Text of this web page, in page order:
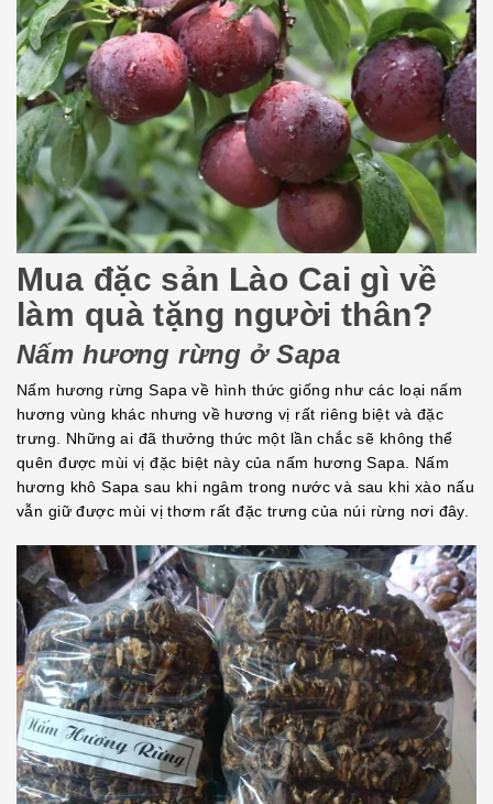
Mua đặc sản Lào Cai gì về
làm quà tặng người thân?
Nấm hương rừng ở Sapa
Nấm hương rừng Sapa về hình thức giống như các loại nấm
hương vùng khác nhưng về hương vị rất riêng biệt và đặc
trưng. Những ai đã thưởng thức một lần chắc sẽ không thể
quên được mùi vị đặc biệt này của nấm hương Sapa. Nấm
hương khô Sapa sau khi ngâm trong nước và sau khi xào nấu
vẫn giữ được mùi vị thơm rất đặc trưng của núi rừng nơi đây.